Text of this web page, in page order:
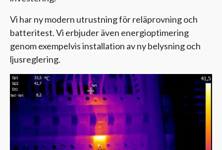
Vi har ny modern utrustning för reläprovning och
batteritest. Vi erbjuder även energioptimering
genom exempelvis installation av ny belysning och
ljusreglering.